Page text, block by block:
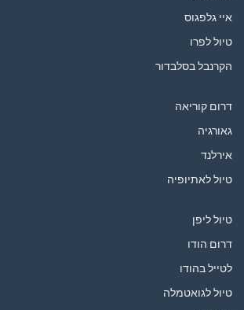
איי גלפגוס
טיול לפרו
הקרנבל בסלבדור
דרום קוריאה
גאורגיה
אירלנד
טיול לאתיופיה
טיול ליפן
דרום הודו
לטייל בהודו
טיול לגואטמלה